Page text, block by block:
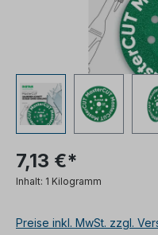
7,13 €*
Inhalt: 1 Kilogramm
Preise inkl. MwSt. zzgl.